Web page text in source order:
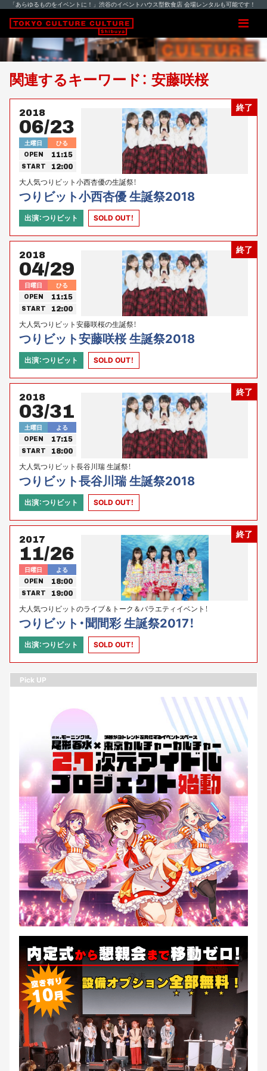
「あらゆるものをイベントに！」渋谷のイベントハウス型飲食店 会場レンタルも可能です！
関連するキーワード： 安藤咲桜
終了
2018
06/23
土曜日 ひる
OPEN 11:15
START 12:00
大人気つりビット小西杏優の生誕祭！
つりビット小西杏優 生誕祭2018
出演：つりビット SOLD OUT！
終了
2018
04/29
日曜日 ひる
OPEN 11:15
START 12:00
大人気つりビット安藤咲桜の生誕祭！
つりビット安藤咲桜 生誕祭2018
出演：つりビット SOLD OUT！
終了
2018
03/31
土曜日 よる
OPEN 17:15
START 18:00
大人気つりビット長谷川瑞 生誕祭！
つりビット長谷川瑞 生誕祭2018
出演：つりビット SOLD OUT！
終了
2017
11/26
日曜日 よる
OPEN 18:00
START 19:00
大人気つりビットのライブ＆トーク＆バラエティイベント！
つりビット・聞間彩 生誕祭2017！
出演：つりビット SOLD OUT！
Pick UP